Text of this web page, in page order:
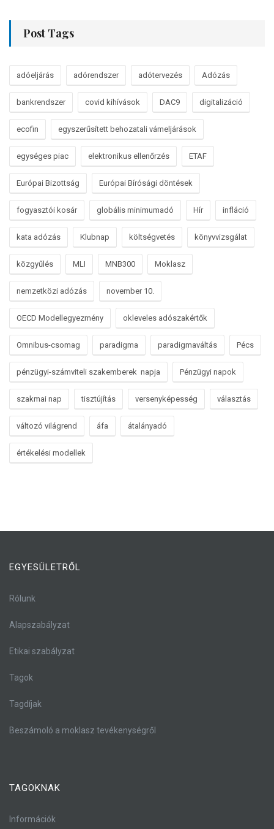
Post Tags
adóeljárás adórendszer adótervezés Adózás
bankrendszer covid kihívások DAC9 digitalizáció
ecofin egyszerűsített behozatali vámeljárások
egységes piac elektronikus ellenőrzés ETAF
Európai Bizottság Európai Bírósági döntések
fogyasztói kosár globális minimumadó Hír infláció
kata adózás Klubnap költségvetés könyvvizsgálat
közgyűlés MLI MNB300 Moklasz
nemzetközi adózás november 10.
OECD Modellegyezmény okleveles adószakértők
Omnibus-csomag paradigma paradigmaváltás Pécs
pénzügyi-számviteli szakemberek napja Pénzügyi napok
szakmai nap tisztújítás versenyképesség választás
változó világrend áfa átalányadó
értékelési modellek
EGYESÜLETRŐL
Rólunk
Alapszabályzat
Etikai szabályzat
Tagok
Tagdíjak
Beszámoló a moklasz tevékenységről
TAGOKNAK
Információk